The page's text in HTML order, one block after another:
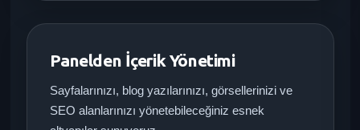
Panelden İçerik Yönetimi
Sayfalarınızı, blog yazılarınızı, görsellerinizi ve
SEO alanlarınızı yönetebileceğiniz esnek